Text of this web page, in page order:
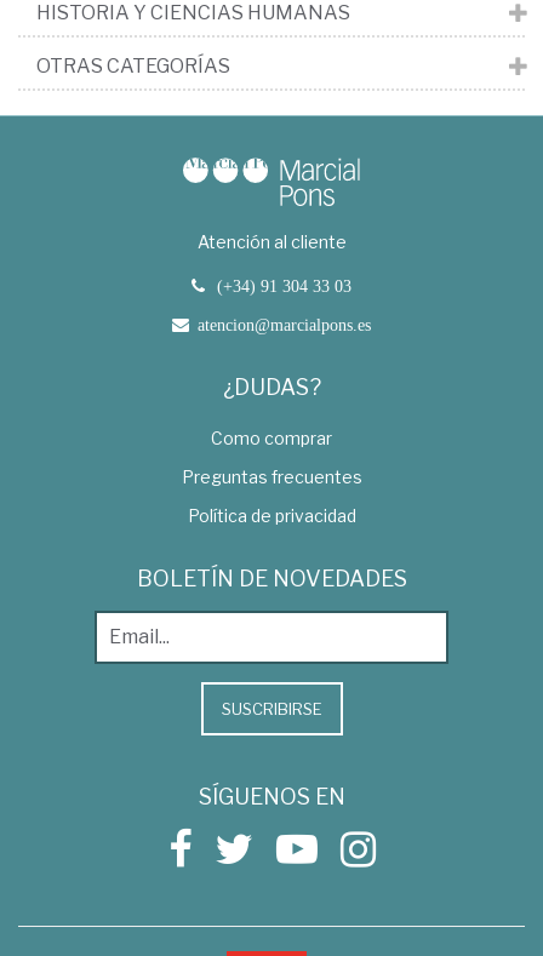
HISTORIA Y CIENCIAS HUMANAS
OTRAS CATEGORÍAS
Atención al cliente
(+34) 91 304 33 03
atencion@marcialpons.es
¿DUDAS?
Como comprar
Preguntas frecuentes
Política de privacidad
BOLETÍN DE NOVEDADES
SUSCRIBIRSE
SÍGUENOS EN